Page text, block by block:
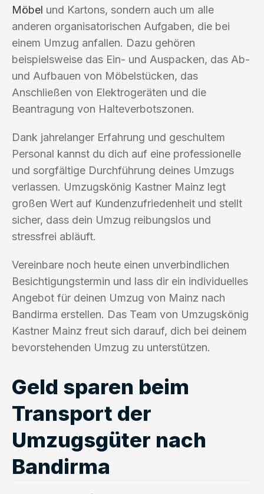
Möbel und Kartons, sondern auch um alle
anderen organisatorischen Aufgaben, die bei
einem Umzug anfallen. Dazu gehören
beispielsweise das Ein- und Auspacken, das Ab-
und Aufbauen von Möbelstücken, das
Anschließen von Elektrogeräten und die
Beantragung von Halteverbotszonen.
Dank jahrelanger Erfahrung und geschultem
Personal kannst du dich auf eine professionelle
und sorgfältige Durchführung deines Umzugs
verlassen. Umzugskönig Kastner Mainz legt
großen Wert auf Kundenzufriedenheit und stellt
sicher, dass dein Umzug reibungslos und
stressfrei abläuft.
Vereinbare noch heute einen unverbindlichen
Besichtigungstermin und lass dir ein individuelles
Angebot für deinen Umzug von Mainz nach
Bandirma erstellen. Das Team von Umzugskönig
Kastner Mainz freut sich darauf, dich bei deinem
bevorstehenden Umzug zu unterstützen.
Geld sparen beim
Transport der
Umzugsgüter nach
Bandirma